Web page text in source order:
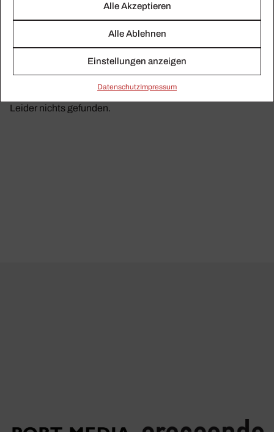
Alle Akzeptieren
Alle Ablehnen
Einstellungen anzeigen
Daten­schutzImpressum
Leider nichts gefunden.